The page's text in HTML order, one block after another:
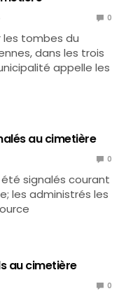
0
les tombes du
dans les trois
appelle les
au cimetière
0
signalés courant
les administrés les
au cimetière
0